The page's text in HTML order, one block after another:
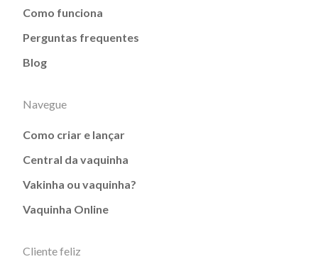
Como funciona
Perguntas frequentes
Blog
Navegue
Como criar e lançar
Central da vaquinha
Vakinha ou vaquinha?
Vaquinha Online
Cliente feliz